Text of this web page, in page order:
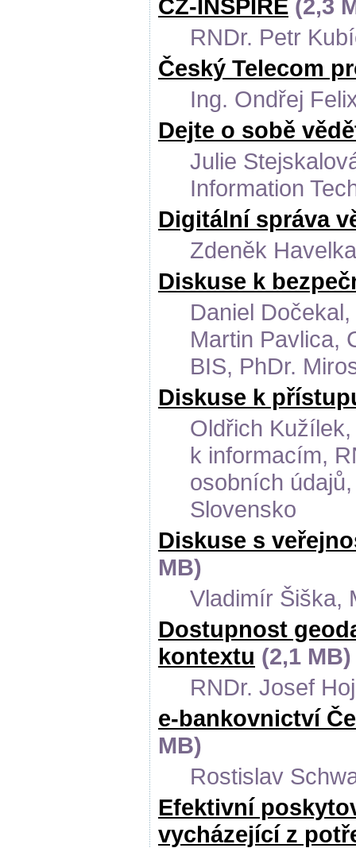
CZ-INSPIRE (2,3
RNDr. Petr
Český Telecom
Ing. Ondřej
Dejte o sobě
Julie
Information
Digitální správa
Zdeněk
Diskuse k
Daniel
Martin Pavlica,
BIS, PhDr.
Diskuse k
Oldřich
k informacím,
osobních
Slovensko
Diskuse s
MB)
Vladimír Šiška,
Dostupnost
kontextu (2,1 MB)
RNDr. Josef
e-bankovnictví
MB)
Rostislav
Efektivní
vycházející z